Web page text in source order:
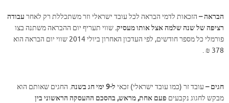
הבראה – הזכאות לדמי הבראה לכל עובד ישראלי וזר משתכללת רק לאחר עבודה
רציפה של שנה שלמה אצל אותו מעסיק. שווי תעריף יום ההבראה משתנה בצו
פורמלי כל מספר חודשים, לפי העדכון האחרון ביולי 2014 שווי יום הבראה הוא
378 ₪ .
חגים – עובד זר (כמו עובד ישראלי) זכאי ל-9 ימי חג בשנה
. החגים שאותם הוא
מבקש לחגוג נקבעים פעם אחת, מראש, בהסכם ההעסקה הראשוני בין